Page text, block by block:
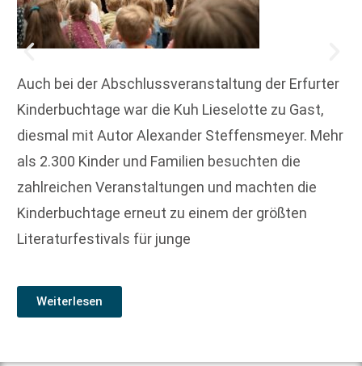
Auch bei der Abschlussveranstaltung der Erfurter
Kinderbuchtage war die Kuh Lieselotte zu Gast,
diesmal mit Autor Alexander Steffensmeyer. Mehr
als 2.300 Kinder und Familien besuchten die
zahlreichen Veranstaltungen und machten die
Kinderbuchtage erneut zu einem der größten
Literaturfestivals für junge
Weiterlesen